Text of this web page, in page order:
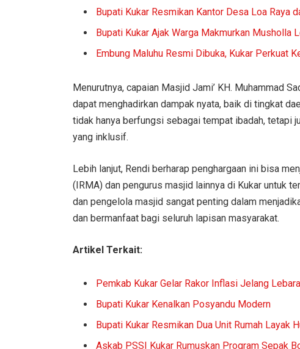
Bupati Kukar Resmikan Kantor Desa Loa Raya
Bupati Kukar Ajak Warga Makmurkan Musholla
Embung Maluhu Resmi Dibuka, Kukar Perkuat
Menurutnya, capaian Masjid Jami’ KH. Muhammad
dapat menghadirkan dampak nyata, baik di tingkat
tidak hanya berfungsi sebagai tempat ibadah, tetapi
yang inklusif.
Lebih lanjut, Rendi berharap penghargaan ini bisa
(IRMA) dan pengurus masjid lainnya di Kukar untuk
dan pengelola masjid sangat penting dalam
dan bermanfaat bagi seluruh lapisan masyarakat.
Artikel Terkait:
Pemkab Kukar Gelar Rakor Inflasi Jelang
Bupati Kukar Kenalkan Posyandu Modern
Bupati Kukar Resmikan Dua Unit Rumah Layak
Askab PSSI Kukar Rumuskan Program Sepak